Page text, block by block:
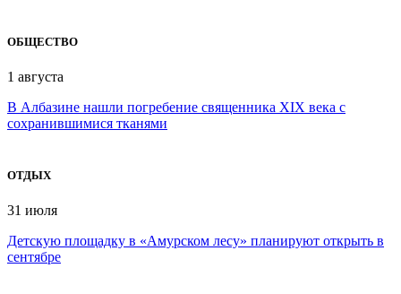
ОБЩЕСТВО
1 августа
В Албазине нашли погребение священника XIX века с
сохранившимися тканями
ОТДЫХ
31 июля
Детскую площадку в «Амурском лесу» планируют открыть в
сентябре